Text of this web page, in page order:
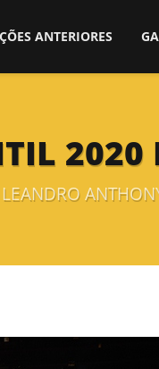
ANTERIORES